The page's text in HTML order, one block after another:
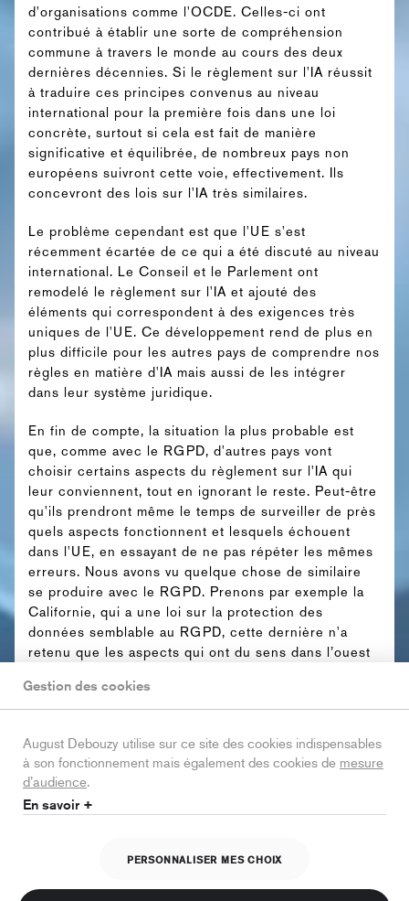
d'organisations comme l'OCDE. Celles-ci ont
contribué à établir une sorte de compréhension
commune à travers le monde au cours des deux
dernières décennies. Si le règlement sur l'IA réussit
à traduire ces principes convenus au niveau
international pour la première fois dans une loi
concrète, surtout si cela est fait de manière
significative et équilibrée, de nombreux pays non
européens suivront cette voie, effectivement. Ils
concevront des lois sur l'IA très similaires.
Le problème cependant est que l'UE s'est
récemment écartée de ce qui a été discuté au niveau
international. Le Conseil et le Parlement ont
remodelé le règlement sur l'IA et ajouté des
éléments qui correspondent à des exigences très
uniques de l'UE. Ce développement rend de plus en
plus difficile pour les autres pays de comprendre nos
règles en matière d'IA mais aussi de les intégrer
dans leur système juridique.
En fin de compte, la situation la plus probable est
que, comme avec le RGPD, d'autres pays vont
choisir certains aspects du règlement sur l'IA qui
leur conviennent, tout en ignorant le reste. Peut-être
qu'ils prendront même le temps de surveiller de près
quels aspects fonctionnent et lesquels échouent
dans l'UE, en essayant de ne pas répéter les mêmes
erreurs. Nous avons vu quelque chose de similaire
se produire avec le RGPD. Prenons par exemple la
Californie, qui a une loi sur la protection des
données semblable au RGPD, cette dernière n'a
retenu que les aspects qui ont du sens dans l’ouest
Articles recommandés
Article| IA : Cinq questions à
Gestion des cookies
August Debouzy utilise sur ce site des cookies indispensables
à son fonctionnement mais également des cookies de mesure
d’audience.
En savoir +
PERSONNALISER MES CHOIX